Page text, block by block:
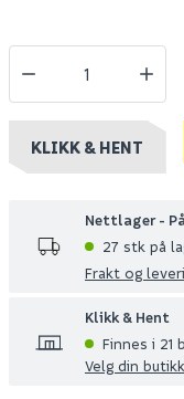
KLIKK & HENT
Nettlager -
27 stk på
Frakt og
Klikk & Hent
Finnes i 21
Velg din butikk